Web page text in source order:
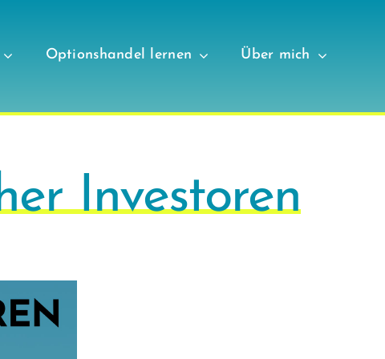
Optionshandel lernen Über mich
Investoren